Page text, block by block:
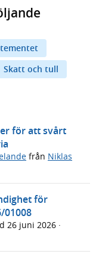
Skatt och tull
för att svårt
från Niklas
för
01008
26 juni 2026 ·